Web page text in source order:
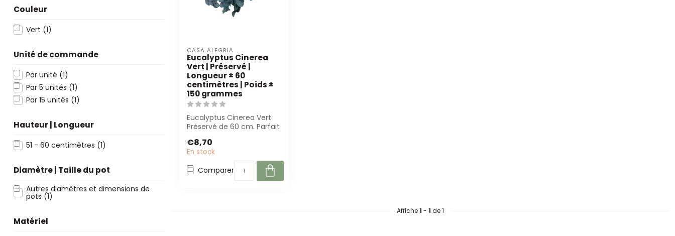
Couleur
Vert (1)
Unité de commande
Par unité (1)
Par 5 unités (1)
Par 15 unités (1)
Hauteur | Longueur
51 - 60 centimètres (1)
Diamètre | Taille du pot
Autres diamètres et dimensions de
pots (1)
Matériel
CASA ALEGRIA
Eucalyptus Cinerea
Vert | Préservé |
Longueur ± 60
centimètres | Poids ±
150 grammes
Eucalyptus Cinerea Vert
Préservé de 60 cm. Parfait
de...
€8,70
En stock
Comparer
Affiche1 - 1 de 1